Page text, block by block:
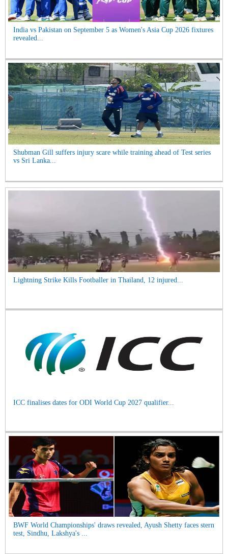
India vs Pakistan on September 5 as Women's Asia Cup 2026 fixtures
revealed...
Shubman Gill suffers injury scare while training ahead of Test series
vs Sri Lanka...
Lightning Strike Kills Footballer in Thailand, 12 injured...
ICC finalises dates for ODI World Cup 2027 qualifier...
BWF World Championships' draws revealed, Ayush Shetty faces stern
test, Sindhu, Lakshya's ...